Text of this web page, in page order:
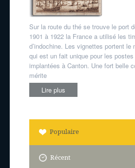
Sur la route du thé se trouve le port
1901 à 1922 la France a utilisé les
d’indochine. Les vignettes portent le
qui est un fait unique pour les postes
implantées à Canton. Une fort belle
mérite
Lire plus
Populaire
Récent